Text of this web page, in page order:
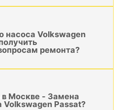
насоса Volkswagen
ремонта?
в Москве - Замена
Volkswagen Passat?